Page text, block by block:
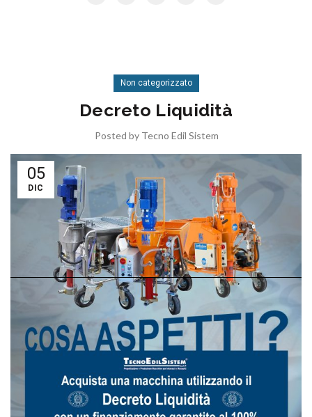
Non categorizzato
Decreto Liquidità
Posted by Tecno Edil Sistem
05
DIC